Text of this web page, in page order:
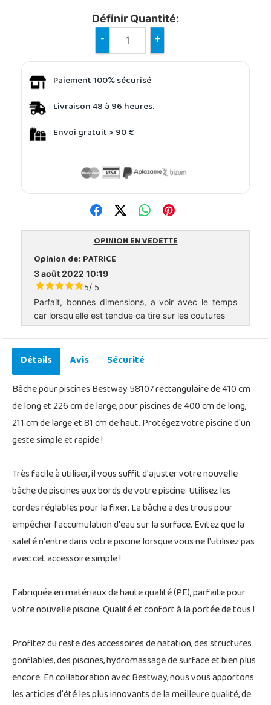
Définir Quantité:
- +
Paiement 100% sécurisé
Livraison 48 à 96 heures.
Envoi gratuit > 90 €
OPINION EN VEDETTE
Opinion de:PATRICE
3 août 2022 10:19
5/ 5
Parfait, bonnes dimensions, a voir avec le temps
car lorsqu'elle est tendue ca tire sur les coutures
Détails Avis
Sécurité
Bâche pour piscines Bestway 58107 rectangulaire de 410 cm
de long et 226 cm de large, pour piscines de 400 cm de long,
211 cm de large et 81 cm de haut. Protégez votre piscine d'un
geste simple et rapide !
Très facile à utiliser, il vous suffit d'ajuster votre nouvelle
bâche de piscines aux bords de votre piscine. Utilisez les
cordes réglables pour la fixer. La bâche a des trous pour
empêcher l'accumulation d'eau sur la surface. Evitez que la
saleté n'entre dans votre piscine lorsque vous ne l'utilisez pas
avec cet accessoire simple !
Fabriquée en matériaux de haute qualité (PE), parfaite pour
votre nouvelle piscine. Qualité et confort à la portée de tous !
Profitez du reste des accessoires de natation, des structures
gonflables, des piscines, hydromassage de surface et bien plus
encore. En collaboration avec Bestway, nous vous apportons
les articles d'été les plus innovants de la meilleure qualité, de